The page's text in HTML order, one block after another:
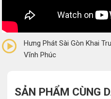
(0 Reviews)
Hưng Phát Sài Gòn Khai
Vĩnh Phúc
SẢN PHẨM CÙNG